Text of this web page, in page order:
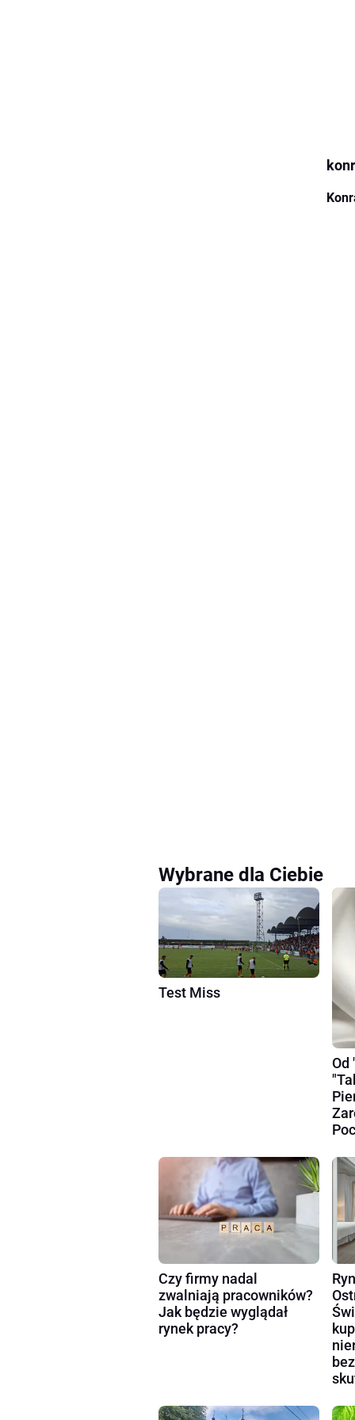
Wybrane dla Ciebie
Test Miss
Od
Czy firmy nadal
zwalniają pracowników?
Jak będzie wyglądał
rynek pracy?